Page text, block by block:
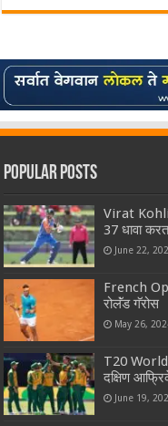
Popular Posts
Virat Kohli :
37 धावा
June 22,
French
रोलॅंड गॅरोस
May 26,
T20
दक्षिण
June 19,